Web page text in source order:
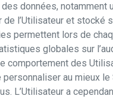
données, notamment
de l’Utilisateur et stocké
permettent lors de
globales sur
comportement des
personnaliser au mieux
L’Utilisateur a